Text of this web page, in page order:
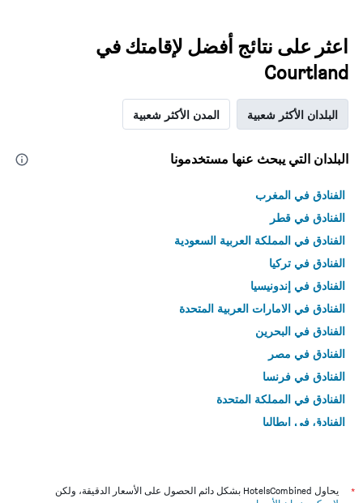
اعثر على نتائج أفضل لإقامتك في
Courtland
البلدان الأكثر شعبية المدن الأكثر شعبية
البلدان التي يبحث عنها مستخدمونا
الفنادق في المغرب
الفنادق في قطر
الفنادق في المملكة العربية السعودية
الفنادق في تركيا
الفنادق في إندونيسيا
الفنادق في الامارات العربية المتحدة
الفنادق في البحرين
الفنادق في مصر
الفنادق في فرنسا
الفنادق في المملكة المتحدة
الفنادق في إيطاليا
*
يحاول HotelsCombined بشكل دائم الحصول على الأسعار الدقيقة، ولكن